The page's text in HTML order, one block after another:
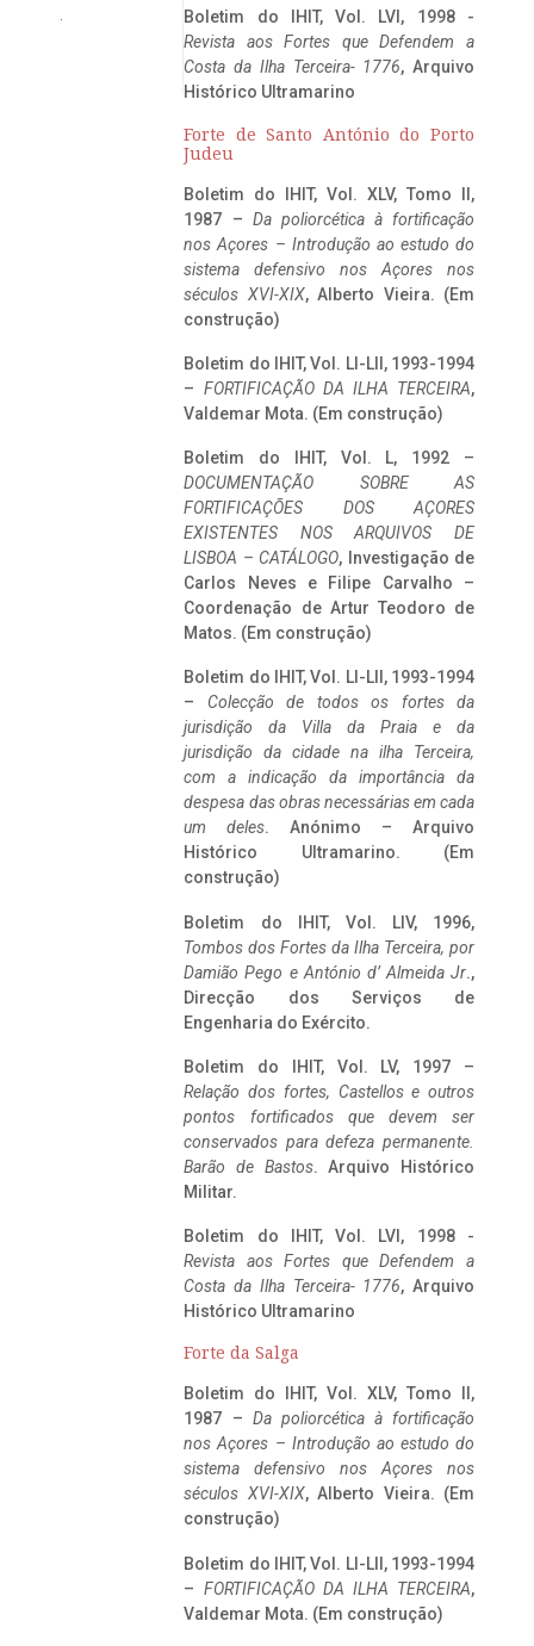
Boletim do IHIT, Vol. LVI, 1998 -
Revista aos Fortes que Defendem a
Costa da Ilha Terceira- 1776, Arquivo
Histórico Ultramarino
Forte de Santo António do Porto
Judeu
Boletim do IHIT, Vol. XLV, Tomo II,
1987 – Da poliorcética à fortificação
nos Açores – Introdução ao estudo do
sistema defensivo nos Açores nos
séculos XVI-XIX, Alberto Vieira. (Em
construção)
Boletim do IHIT, Vol. LI-LII, 1993-1994
– FORTIFICAÇÃO DA ILHA TERCEIRA,
Valdemar Mota. (Em construção)
Boletim do IHIT, Vol. L, 1992 –
DOCUMENTAÇÃO SOBRE AS
FORTIFICAÇÕES DOS AÇORES
EXISTENTES NOS ARQUIVOS DE
LISBOA – CATÁLOGO, Investigação de
Carlos Neves e Filipe Carvalho –
Coordenação de Artur Teodoro de
Matos. (Em construção)
Boletim do IHIT, Vol. LI-LII, 1993-1994
– Colecção de todos os fortes da
jurisdição da Villa da Praia e da
jurisdição da cidade na ilha Terceira,
com a indicação da importância da
despesa das obras necessárias em cada
um deles. Anónimo – Arquivo
Histórico Ultramarino. (Em
construção)
Boletim do IHIT, Vol. LIV, 1996,
Tombos dos Fortes da Ilha Terceira, por
Damião Pego e António d’ Almeida Jr.,
Direcção dos Serviços de
Engenharia do Exército.
Boletim do IHIT, Vol. LV, 1997 –
Relação dos fortes, Castellos e outros
pontos fortificados que devem ser
conservados para defeza permanente.
Barão de Bastos. Arquivo Histórico
Militar.
Boletim do IHIT, Vol. LVI, 1998 -
Revista aos Fortes que Defendem a
Costa da Ilha Terceira- 1776, Arquivo
Histórico Ultramarino
Forte da Salga
Boletim do IHIT, Vol. XLV, Tomo II,
1987 – Da poliorcética à fortificação
nos Açores – Introdução ao estudo do
sistema defensivo nos Açores nos
séculos XVI-XIX, Alberto Vieira. (Em
construção)
Boletim do IHIT, Vol. LI-LII, 1993-1994
– FORTIFICAÇÃO DA ILHA TERCEIRA,
Valdemar Mota. (Em construção)